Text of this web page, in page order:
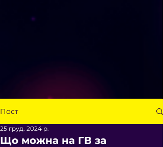
Пост
Що можна на ГВ за
25 груд. 2024 р.